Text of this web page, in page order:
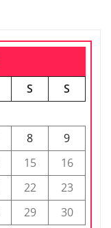
S
S
8
9
15
16
22
23
29
30